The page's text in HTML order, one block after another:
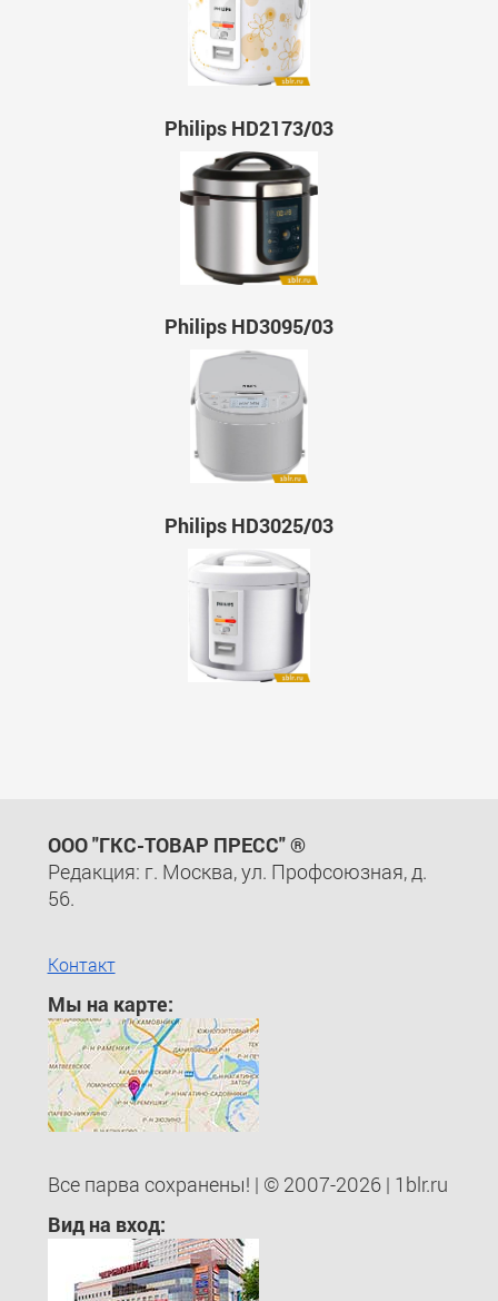
Philips HD2173/03
Philips HD3095/03
Philips HD3025/03
ООО "ГКС-ТОВАР ПРЕСС" ®
Редакция: г. Москва, ул. Профсоюзная, д.
56.
Контакт
Мы на карте:
Все парва сохранены! | © 2007-2026 | 1blr.ru
Вид на вход: